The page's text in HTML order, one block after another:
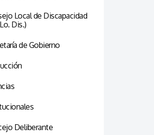
Local de Discapacidad
Dis.)
de Gobierno
Deliberante